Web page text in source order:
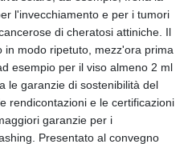
l'invecchiamento e per i tumori
di cheratosi attiniche. Il
in modo ripetuto, mezz'ora prima
esempio per il viso almeno 2 ml
le garanzie di sostenibilità del
rendicontazioni e le certificazioni
garanzie per i
Presentato al convegno